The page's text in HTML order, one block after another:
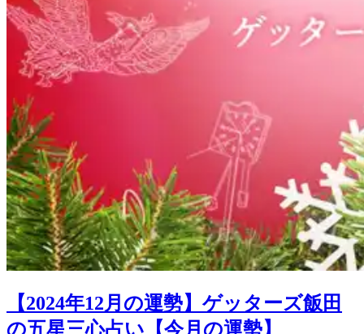
【2024年12月の運勢】ゲッターズ飯田
の五星三心占い【今月の運勢】